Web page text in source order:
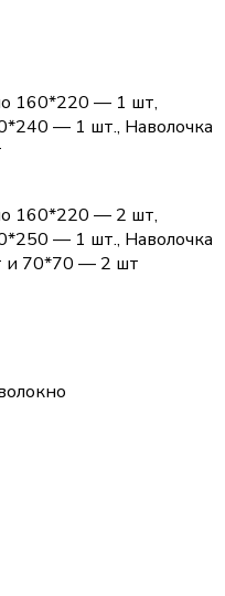
160*220 — 1 шт,
— 1 шт., Наволочка
160*220 — 2 шт,
— 1 шт., Наволочка
70*70 — 2 шт